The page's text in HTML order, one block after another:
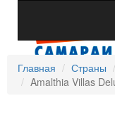
Главная
Страны
Amalthia Villas